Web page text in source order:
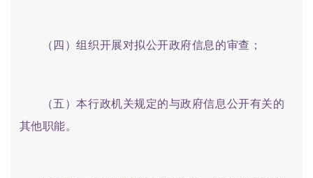
（四）组织开展对拟公开政府信息的审查；
（五）本行政机关规定的与政府信息公开有关的
其他职能。